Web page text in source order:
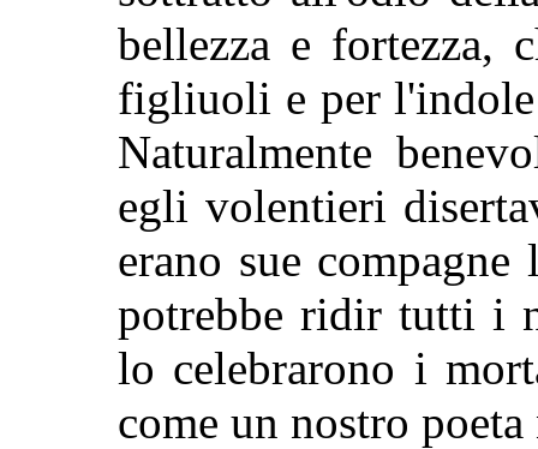
bellezza e fortezza,
figliuoli e per
Naturalmente
egli volentieri
erano sue
potrebbe ridir tutti i
lo celebrarono i
come un nostro